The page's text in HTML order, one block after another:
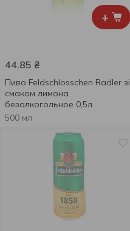
+
44.85 ₴
Пиво Feldschlosschen Radler зі
смаком лимона
безалкогольное 0,5л
500 мл